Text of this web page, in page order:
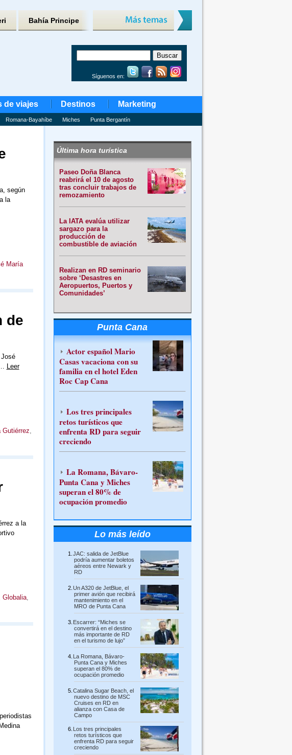
Bahía Principe
Síguenos en:
de viajes Destinos Marketing
Romana-Bayahíbe Miches Punta Bergantín
según
la
María
de
Leer
Gutiérrez,
a la
Globalia,
Última hora turística
Paseo Doña Blanca
reabrirá el 10 de agosto
tras concluir trabajos de
remozamiento
La IATA evalúa utilizar
sargazo para la
producción de
combustible de aviación
Realizan en RD seminario
sobre ‘Desastres en
Aeropuertos, Puertos y
Comunidades’
Punta Cana
Actor español Mario
Casas vacaciona con su
familia en el hotel Eden
Roc Cap Cana
Los tres principales
retos turísticos que
enfrenta RD para seguir
creciendo
La Romana, Bávaro-
Punta Cana y Miches
superan el 80% de
ocupación promedio
Lo más leído
JAC: salida de JetBlue
podría aumentar boletos
aéreos entre Newark y
RD
Un A320 de JetBlue, el
primer avión que recibirá
mantenimiento en el
MRO de Punta Cana
Escarrer: “Miches se
convertirá en el destino
más importante de RD
en el turismo de lujo”
La Romana, Bávaro-
Punta Cana y Miches
superan el 80% de
ocupación promedio
Catalina Sugar Beach, el
nuevo destino de MSC
Cruises en RD en
alianza con Casa de
Campo
Los tres principales
retos turísticos que
enfrenta RD para seguir
creciendo